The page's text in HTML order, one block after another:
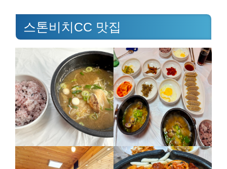
스톤비치CC 맛집